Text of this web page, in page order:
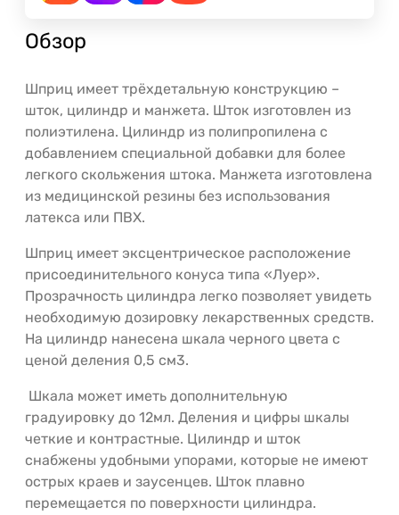
Обзор
Шприц имеет трёхдетальную конструкцию –
шток, цилиндр и манжета. Шток изготовлен из
полиэтилена. Цилиндр из полипропилена с
добавлением специальной добавки для более
легкого скольжения штока. Манжета изготовлена
из медицинской резины без использования
латекса или ПВХ.
Шприц имеет эксцентрическое расположение
присоединительного конуса типа «Луер».
Прозрачность цилиндра легко позволяет увидеть
необходимую дозировку лекарственных средств.
На цилиндр нанесена шкала черного цвета с
ценой деления 0,5 см3.
Шкала может иметь дополнительную
градуировку до 12мл. Деления и цифры шкалы
четкие и контрастные. Цилиндр и шток
снабжены удобными упорами, которые не имеют
острых краев и заусенцев. Шток плавно
перемещается по поверхности цилиндра.